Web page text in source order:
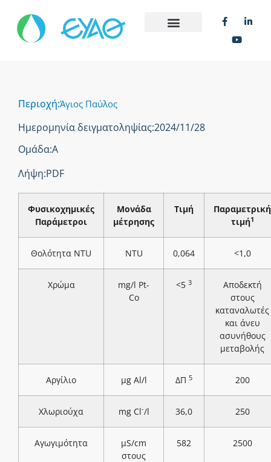
Περιοχή:Άγιος Παύλος
Ημερομηνία δειγματοληψίας:2024/11/28
Ομάδα:Α
Λήψη:PDF
Φυσικοχημικές
Παράμετροι
Μονάδα
μέτρησης
Τιμή
Παραμετρική
τιμή1
Θολότητα NTU NTU 0,064 <1,0
Χρώμα
mg/l Pt-
Co
<5 3
Αποδεκτή
στους
καταναλωτές
και άνευ
ασυνήθους
μεταβολής
Αργίλιο μg Al/l ΔΠ 5 200
Χλωριούχα mg Cl-/l 36,0 250
Αγωγιμότητα
μS/cm
στους
582 2500